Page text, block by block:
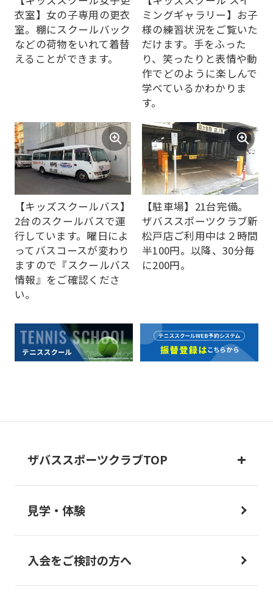
衣室】女の子専用の更衣
室。棚にスクールバック
などの荷物をいれて着替
えることができます。
ミングギャラリー】お子
様の練習状況をご覧いた
だけます。手をふった
り、笑ったりと表情や動
作でどのように楽しんで
学べているかわかりま
す。
【キッズスクールバス】
2台のスクールバスで運
行しています。曜日によ
ってバスコースが変わり
ますので『スクールバス
情報』をご確認くださ
い。
【駐車場】21台完備。
ザバススポーツクラブ新
松戸店ご利用中は２時間
半100円。以降、30分毎
に200円。
ザバススポーツクラブTOP
見学・体験
入会をご検討の方へ